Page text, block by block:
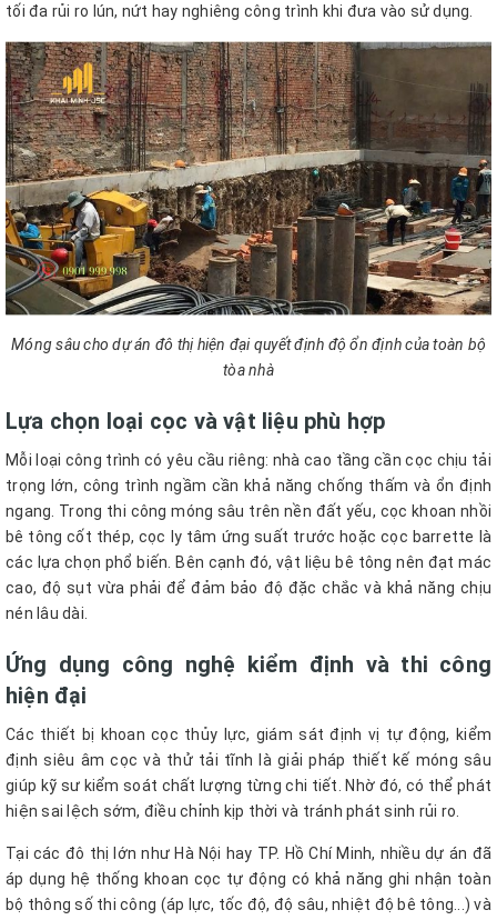
tối đa rủi ro lún, nứt hay nghiêng công trình khi đưa vào sử dụng.
Móng sâu cho dự án đô thị hiện đại quyết định độ ổn định của toàn bộ
tòa nhà
Lựa chọn loại cọc và vật liệu phù hợp
Mỗi loại công trình có yêu cầu riêng: nhà cao tầng cần cọc chịu tải
trọng lớn, công trình ngầm cần khả năng chống thấm và ổn định
ngang. Trong thi công móng sâu trên nền đất yếu, cọc khoan nhồi
bê tông cốt thép, cọc ly tâm ứng suất trước hoặc cọc barrette là
các lựa chọn phổ biến. Bên cạnh đó, vật liệu bê tông nên đạt mác
cao, độ sụt vừa phải để đảm bảo độ đặc chắc và khả năng chịu
nén lâu dài.
Ứng dụng công nghệ kiểm định và thi công
hiện đại
Các thiết bị khoan cọc thủy lực, giám sát định vị tự động, kiểm
định siêu âm cọc và thử tải tĩnh là giải pháp thiết kế móng sâu
giúp kỹ sư kiểm soát chất lượng từng chi tiết. Nhờ đó, có thể phát
hiện sai lệch sớm, điều chỉnh kịp thời và tránh phát sinh rủi ro.
Tại các đô thị lớn như Hà Nội hay TP. Hồ Chí Minh, nhiều dự án đã
áp dụng hệ thống khoan cọc tự động có khả năng ghi nhận toàn
bộ thông số thi công (áp lực, tốc độ, độ sâu, nhiệt độ bê tông...) và